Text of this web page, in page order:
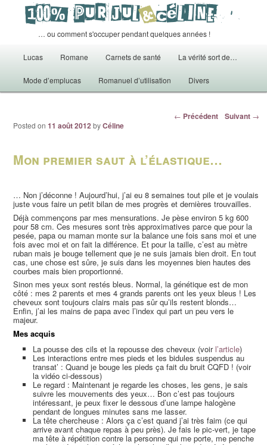
… ou comment s'occuper pendant quelques années !
Aller au contenu principal
Lucas Romane Carnets de santé La vérité sort de…
Mode d’emplucas Romanuel d’utilisation Divers
Navigation des articles
← Précédent Suivant →
Mon premier saut à l’élastique…
Posted on11 août 2012byCéline
… Non j’déconne ! Aujourd’hui, j’ai eu 8 semaines tout pile et je voulais
juste vous faire un petit bilan de mes progrès et dernières trouvailles.
Déjà commençons par mes mensurations. Je pèse environ 5 kg 600
pour 58 cm. Ces mesures sont très approximatives parce que pour la
pesée, papa ou maman monte sur la balance une fois sans moi et une
fois avec moi et on fait la différence. Et pour la taille, c’est au mètre
ruban mais je bouge tellement que je ne suis jamais bien droit. En tout
cas, une chose est sûre, je suis dans les moyennes bien hautes des
courbes mais bien proportionné.
Sinon mes yeux sont restés bleus. Normal, la génétique est de mon
côté : mes 2 parents et mes 4 grands parents ont les yeux bleus ! Les
cheveux sont toujours clairs mais pas sûr qu’ils restent blonds…
Enfin, j’ai les mains de papa avec l’index qui part un peu vers le
majeur.
Mes acquis
La pousse des cils et la repousse des cheveux (voir l’article)
Les interactions entre mes pieds et les bidules suspendus au
transat’ : Quand je bouge les pieds ça fait du bruit CQFD ! (voir
la vidéo ci-dessous)
Le regard : Maintenant je regarde les choses, les gens, je sais
suivre les mouvements des yeux… Bon c’est pas toujours
intéressant, je peux fixer le dessous d’une lampe halogène
pendant de longues minutes sans me lasser.
La tête chercheuse : Alors ça c’est quand j’ai très faim (ce qui
arrive avant chaque repas à peu près). Je fais le pic-vert, je tape
ma tête à répétition contre la personne qui me porte, me penche